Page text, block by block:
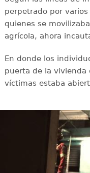
perpetrado por
quienes se
agrícola, ahora
En donde los
puerta de la vivienda
víctimas estaba